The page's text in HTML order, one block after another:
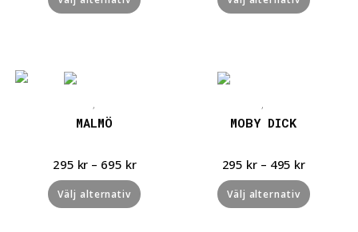
MALMÖ
295 kr – 695 kr
Välj alternativ
MOBY DICK
295 kr – 495 kr
Välj alternativ